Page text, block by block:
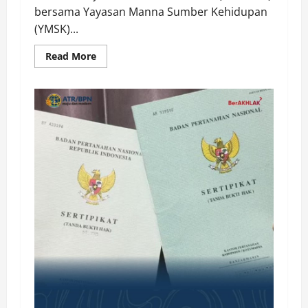
bersama Yayasan Manna Sumber Kehidupan
(YMSK)...
Read MoreRead
more
“Membangun
Jalan
Tol
Pemberitaan
Resmi
Diluncurkan,
Dorong
Strategi
Baru
Misi
Gereja
di
Era
Digital